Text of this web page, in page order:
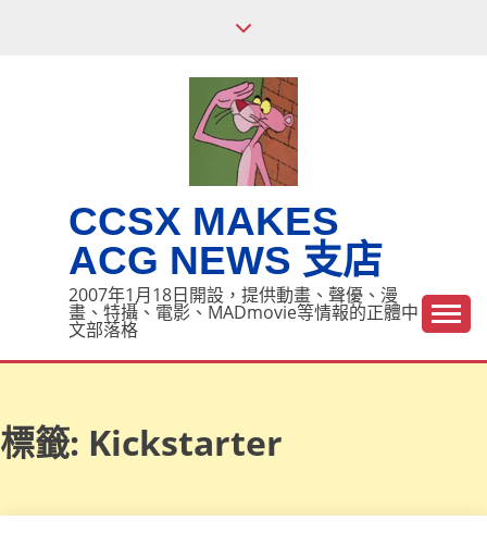
CCSX MAKES
ACG NEWS 支店
2007年1月18日開設，提供動畫、聲優、漫
畫、特攝、電影、MADmovie等情報的正體中
文部落格
標籤: Kickstarter